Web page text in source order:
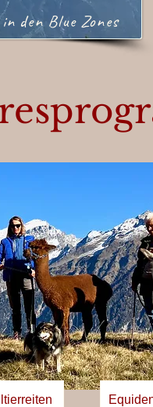
den Blue Zones